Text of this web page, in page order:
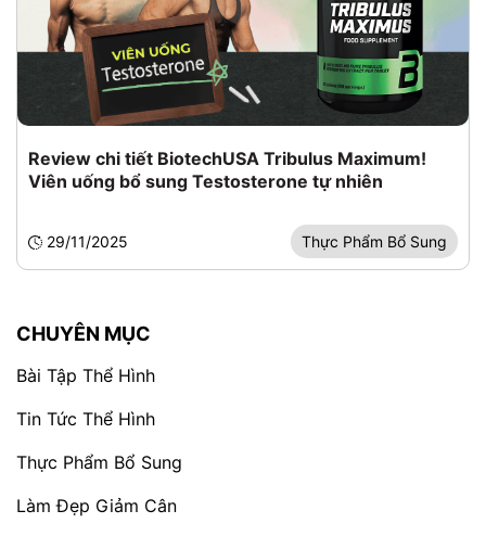
Review chi tiết BiotechUSA Tribulus Maximum!
Viên uống bổ sung Testosterone tự nhiên
29/11/2025 Thực Phẩm Bổ Sung
CHUYÊN MỤC
Bài Tập Thể Hình
Tin Tức Thể Hình
Thực Phẩm Bổ Sung
Làm Đẹp Giảm Cân